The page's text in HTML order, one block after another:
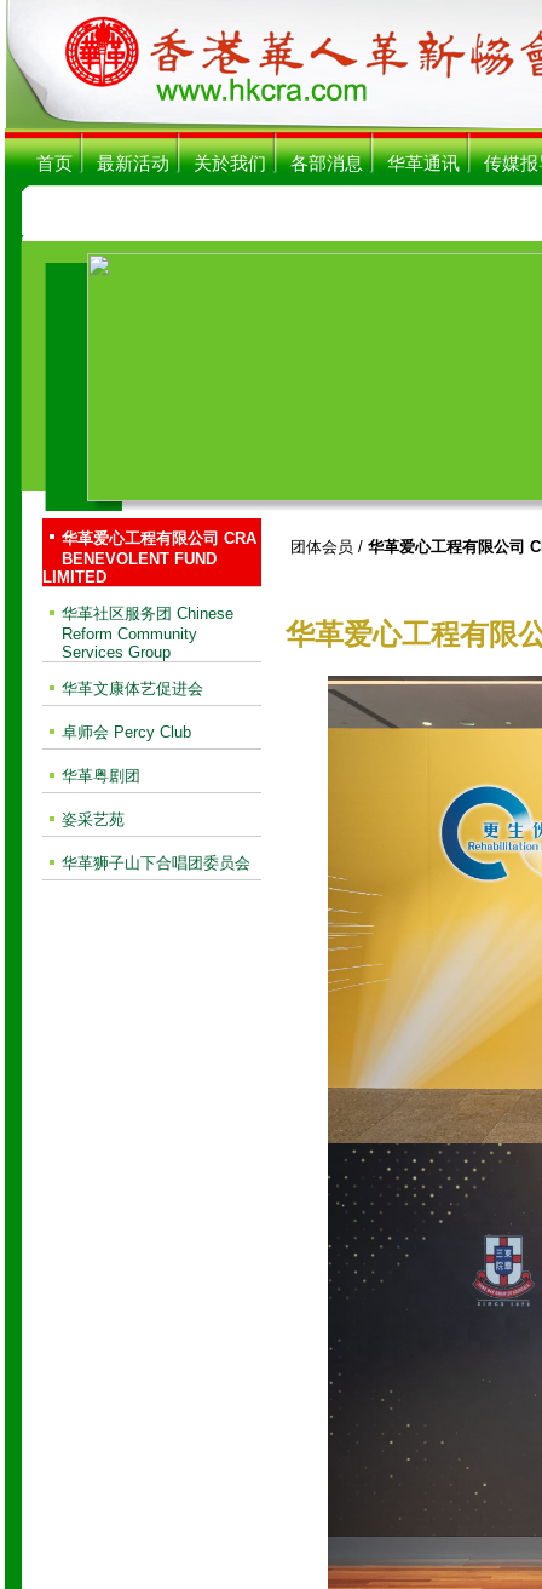
首页 最新活动 关於我们 各部消息 华革通讯 传媒报
华革爱心工程有限公司 CRA
BENEVOLENT FUND
LIMITED
华革社区服务团 Chinese
Reform Community
Services Group
华革文康体艺促进会
卓师会 Percy Club
华革粤剧团
姿采艺苑
华革狮子山下合唱团委员会
团体会员 / 华革爱心工程有限公司
华革爱心工程有限